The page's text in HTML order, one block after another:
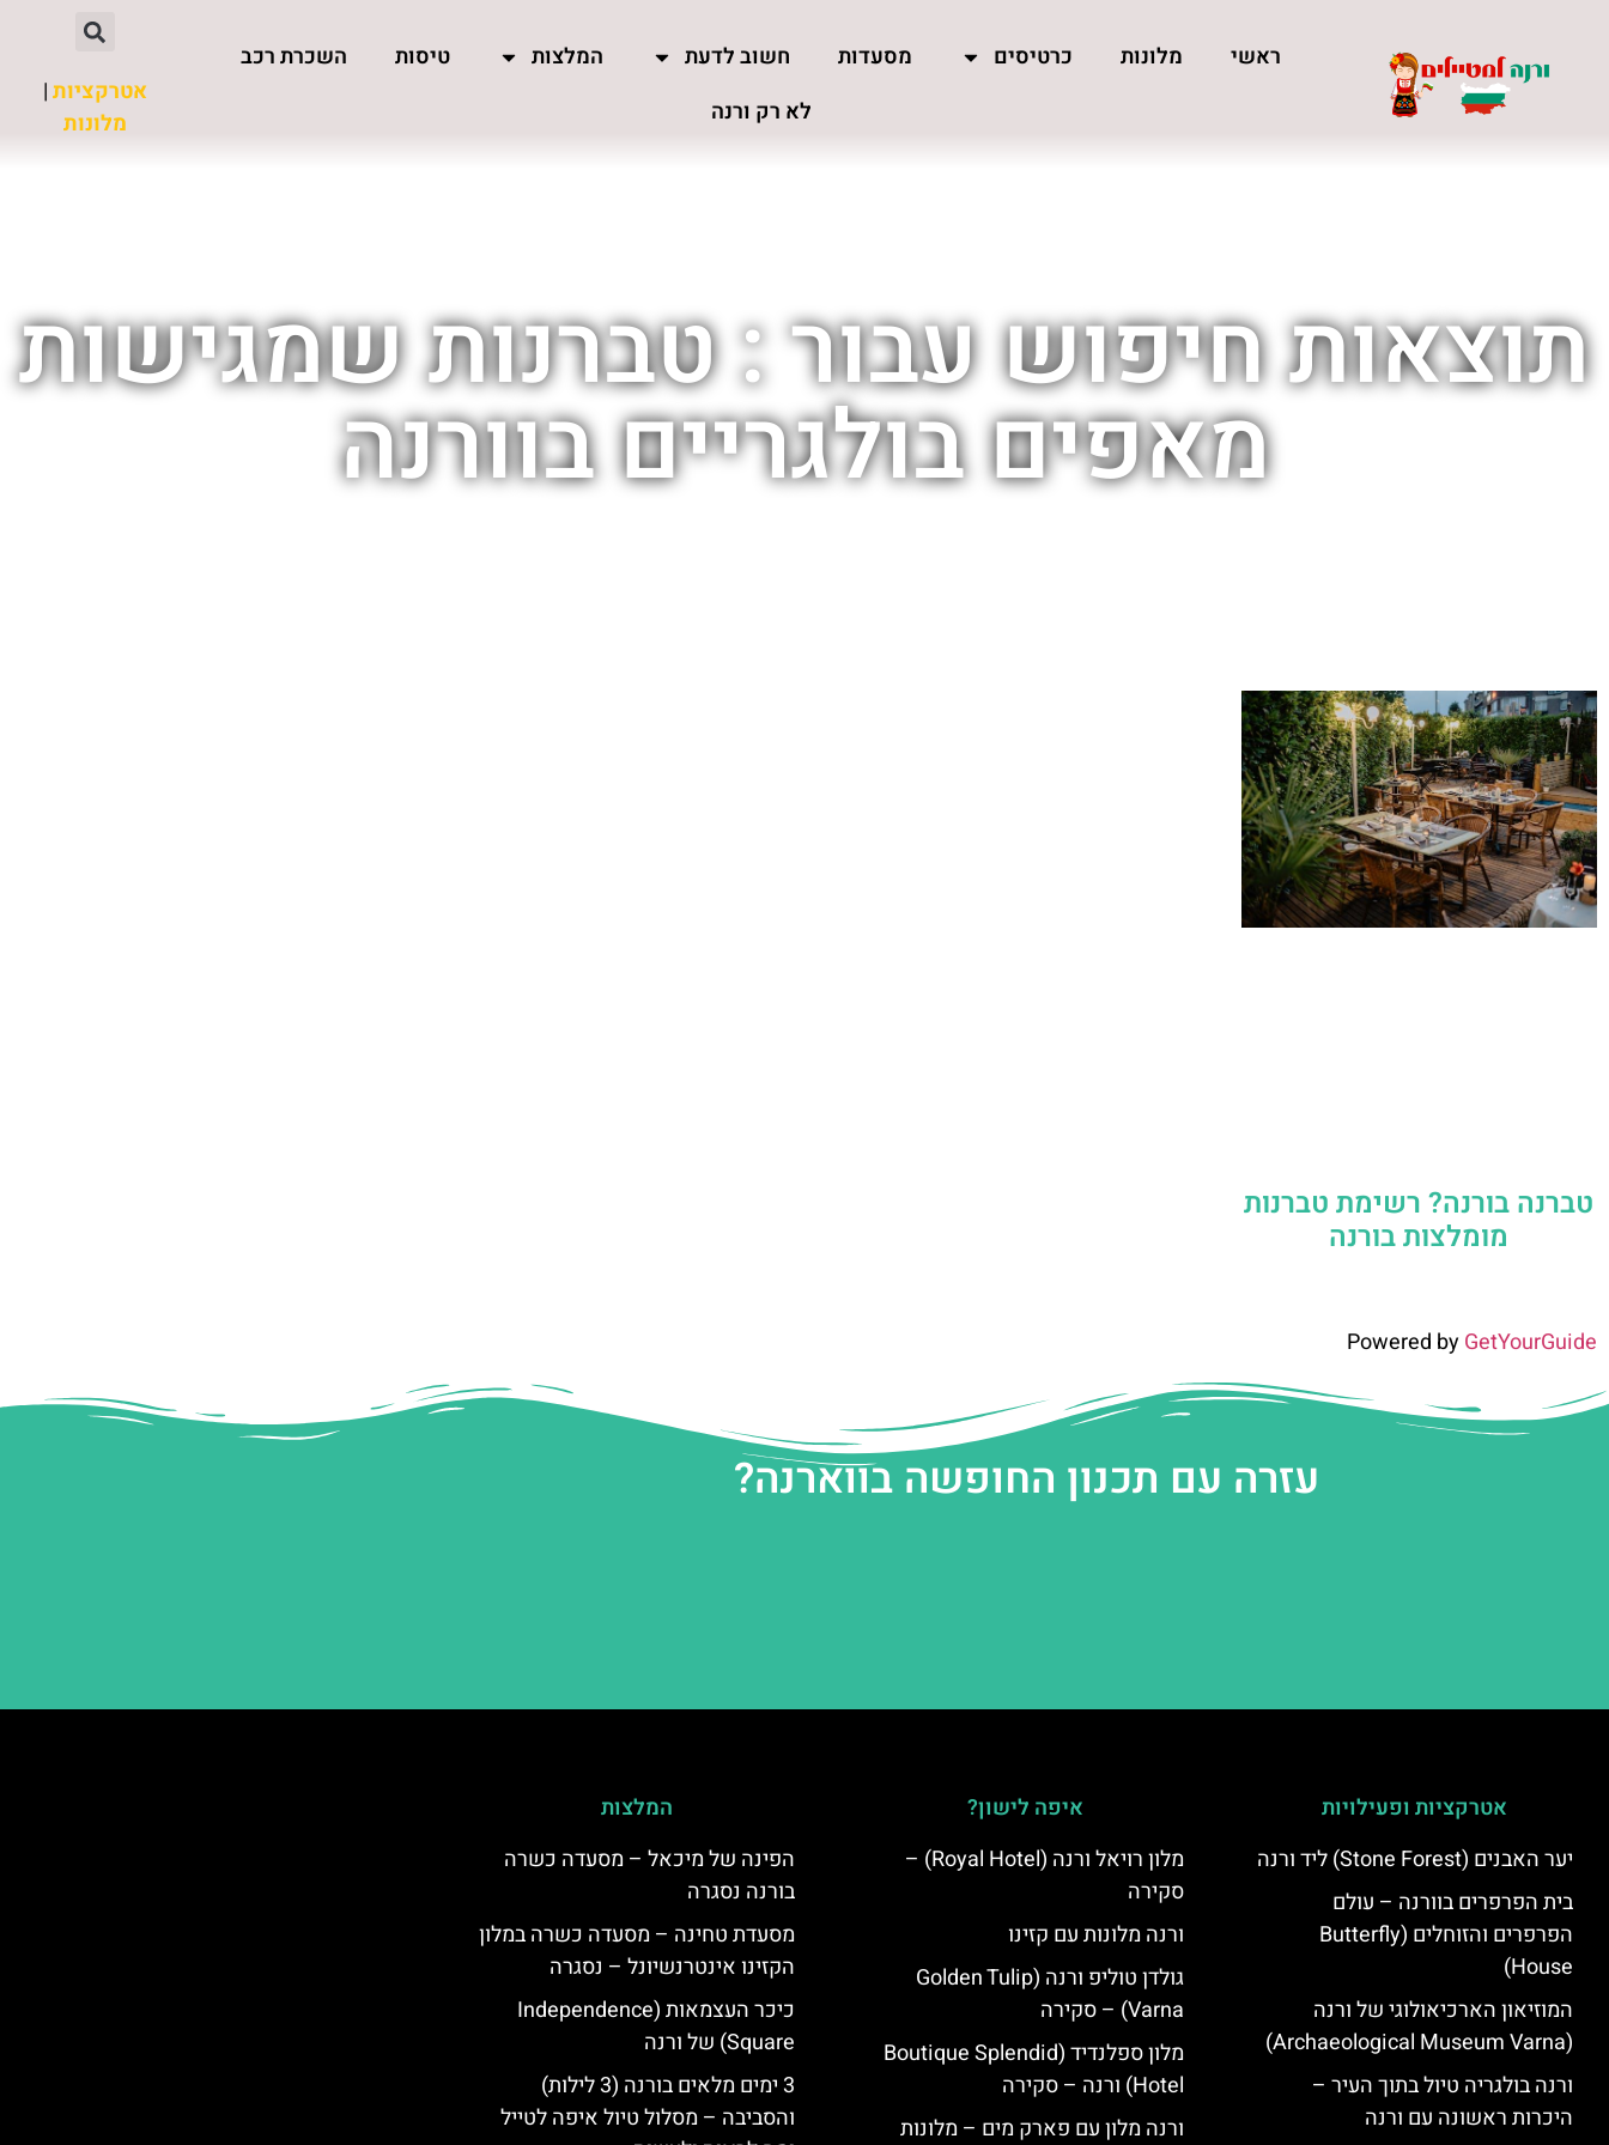
ראשי מלונות כרטיסים מסעדות חשוב לדעת המלצות טיסות
השכרת רכב
לא רק ורנה
אטרקציות|
מלונות
תוצאות חיפוש עבור : טברנות שמגישות
מאפים בולגריים בוורנה
טברנה בורנה? רשימת טברנות
מומלצות בורנה
Powered byGetYourGuide
עזרה עם תכנון החופשה בווארנה?
אטרקציות ופעילויות
יער האבנים (Stone Forest) ליד ורנה
בית הפרפרים בוורנה – עולם
הפרפרים והזוחלים (Butterfly
House)
המוזיאון הארכיאולוגי של ורנה
(Archaeological Museum Varna)
ורנה בולגריה טיול בתוך העיר –
היכרות ראשונה עם ורנה
איפה לישון?
מלון רויאל ורנה (Royal Hotel) –
סקירה
ורנה מלונות עם קזינו
גולדן טוליפ ורנה (Golden Tulip
Varna) – סקירה
מלון ספלנדיד (Boutique Splendid
Hotel) ורנה – סקירה
ורנה מלון עם פארק מים – מלונות
המלצות
הפינה של מיכאל – מסעדה כשרה
בורנה נסגרה
מסעדת טחינה – מסעדה כשרה במלון
הקזינו אינטרנשיונל – נסגרה
כיכר העצמאות (Independence
Square) של ורנה
3 ימים מלאים בורנה (3 לילות)
והסביבה – מסלול טיול איפה לטייל